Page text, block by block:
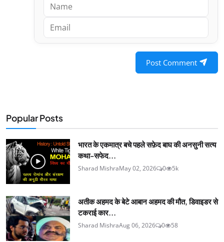
Post Comment
Popular Posts
भारत के एकमात्र बचे पहले सफ़ेद बाघ की अनसुनी सत्य
कथा-सफेद...
Sharad MishraMay 02, 2026 0 5k
अतीक अहमद के बेटे आबान अहमद की मौत, डिवाइडर से
टकराई कार...
Sharad MishraAug 06, 2026 0 58